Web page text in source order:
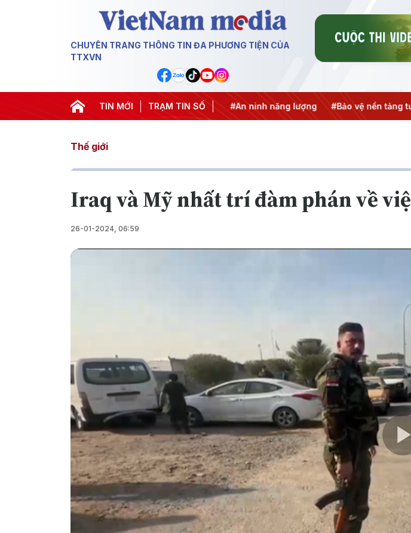
CHUYÊN TRANG THÔNG TIN ĐA PHƯƠNG TIỆN CỦA
TTXVN
TIN MỚI TRẠM TIN SỐ
khai thác IUU #Căng thẳng Trung Đông #An ninh năng lượng #Bảo vệ nền tảng
Thế giới
Iraq và Mỹ nhất trí đàm phán về
26-01-2024, 06:59